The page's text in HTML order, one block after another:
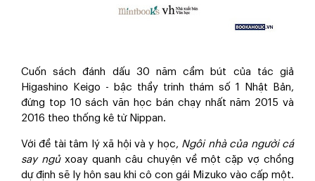
Cuốn sách đánh dấu 30 năm cầm bút của tác giả
Higashino Keigo - bậc thầy trinh thám số 1 Nhật Bản,
đứng top 10 sách văn học bán chạy nhất năm 2015 và
2016 theo thống kê từ Nippan.
Với đề tài tâm lý xã hội và y học, Ngôi nhà của người cá
say ngủ xoay quanh câu chuyện về một cặp vợ chồng
dự định sẽ ly hôn sau khi cô con gái Mizuko vào cấp một.